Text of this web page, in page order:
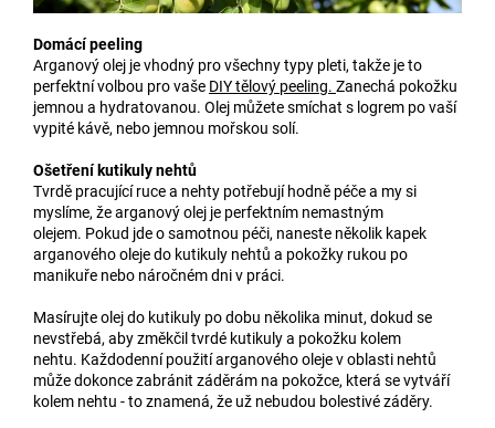
Domácí peeling
Arganový olej je vhodný pro všechny typy pleti, takže je to
perfektní volbou pro vaše DIY tělový peeling. Zanechá pokožku
jemnou a hydratovanou. Olej můžete smíchat s logrem po vaší
vypité kávě, nebo jemnou mořskou solí.
Ošetření kutikuly nehtů
Tvrdě pracující ruce a nehty potřebují hodně péče a my si
myslíme, že arganový olej je perfektním nemastným
olejem. Pokud jde o samotnou péči, naneste několik kapek
arganového oleje do kutikuly nehtů a pokožky rukou po
manikuře nebo náročném dni v práci.
Masírujte olej do kutikuly po dobu několika minut, dokud se
nevstřebá, aby změkčil tvrdé kutikuly a pokožku kolem
nehtu. Každodenní použití arganového oleje v oblasti nehtů
může dokonce zabránit záděrám na pokožce, která se vytváří
kolem nehtu - to znamená, že už nebudou bolestivé záděry.